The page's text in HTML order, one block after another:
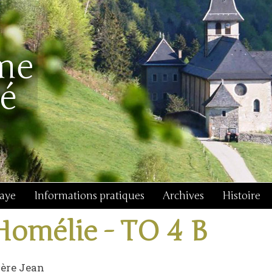
Informations pratiques Archives Histoire
- TO 4 B
Jean